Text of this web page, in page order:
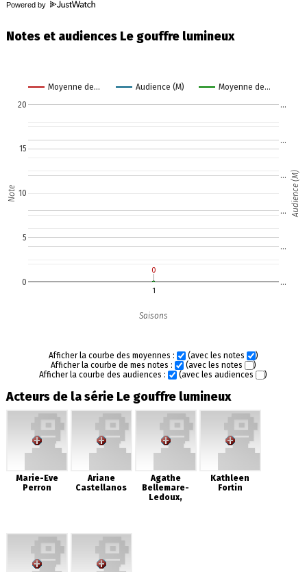
Powered by
Notes et audiences Le gouffre lumineux
Moyenne de… Audience (M) Moyenne de…
1
0
5
10
15
20
…
…
…
…
…
…
0
0
Saisons
Note Audience (M)
Afficher la courbe des moyennes : (avec les notes
)
Afficher la courbe de mes notes :
(avec les notes
)
Afficher la courbe des audiences :
(avec les audiences )
Acteurs de la série Le gouffre lumineux
Marie-Eve
Perron
Ariane
Castellanos
Agathe
Bellemare-
Ledoux,
Kathleen
Fortin